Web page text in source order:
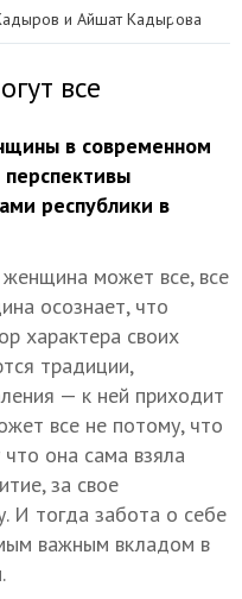
и Айшат Кадырова
все
в современном
республики в
может все, все
осознает, что
характера своих
традиции,
— к ней приходит
все не потому, что
она сама взяла
за свое
И тогда забота о себе
важным вкладом в